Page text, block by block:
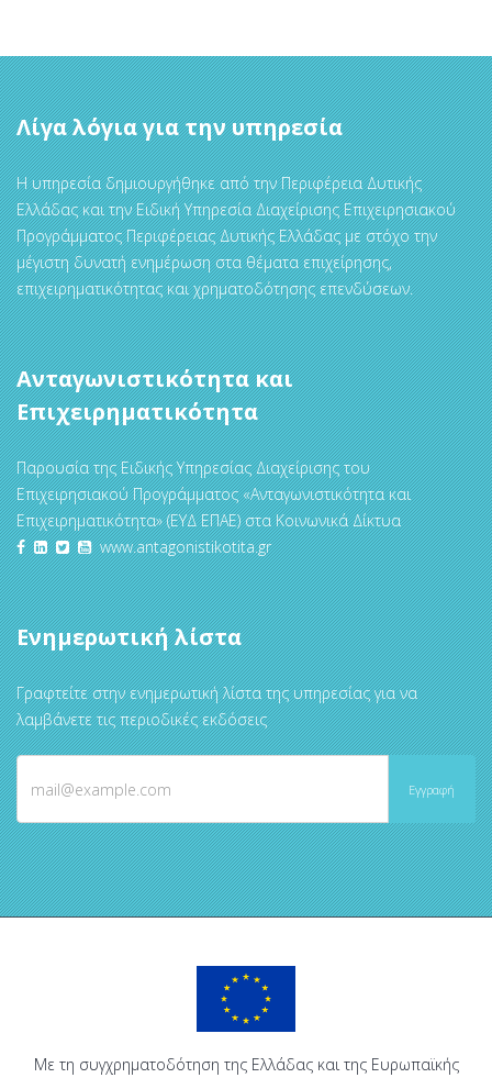
Λίγα λόγια για την υπηρεσία
Η υπηρεσία δημιουργήθηκε από την Περιφέρεια Δυτικής
Ελλάδας και την Ειδική Υπηρεσία Διαχείρισης Επιχειρησιακού
Προγράμματος Περιφέρειας Δυτικής Ελλάδας με στόχο την
μέγιστη δυνατή ενημέρωση στα θέματα επιχείρησης,
επιχειρηματικότητας και χρηματοδότησης επενδύσεων.
Ανταγωνιστικότητα και
Επιχειρηματικότητα
Παρουσία της Ειδικής Υπηρεσίας Διαχείρισης του
Επιχειρησιακού Προγράμματος «Ανταγωνιστικότητα και
Επιχειρηματικότητα» (ΕΥΔ ΕΠΑΕ) στα Κοινωνικά Δίκτυα
www.antagonistikotita.gr
Ενημερωτική λίστα
Γραφτείτε στην ενημερωτική λίστα της υπηρεσίας για να
λαμβάνετε τις περιοδικές εκδόσεις
Με τη συγχρηματοδότηση της Ελλάδας και της Ευρωπαϊκής